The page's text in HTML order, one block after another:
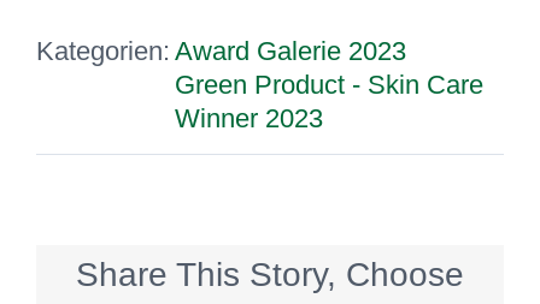
Kategorien: Award Galerie 2023
Green Product - Skin Care
Winner 2023
Share This Story, Choose